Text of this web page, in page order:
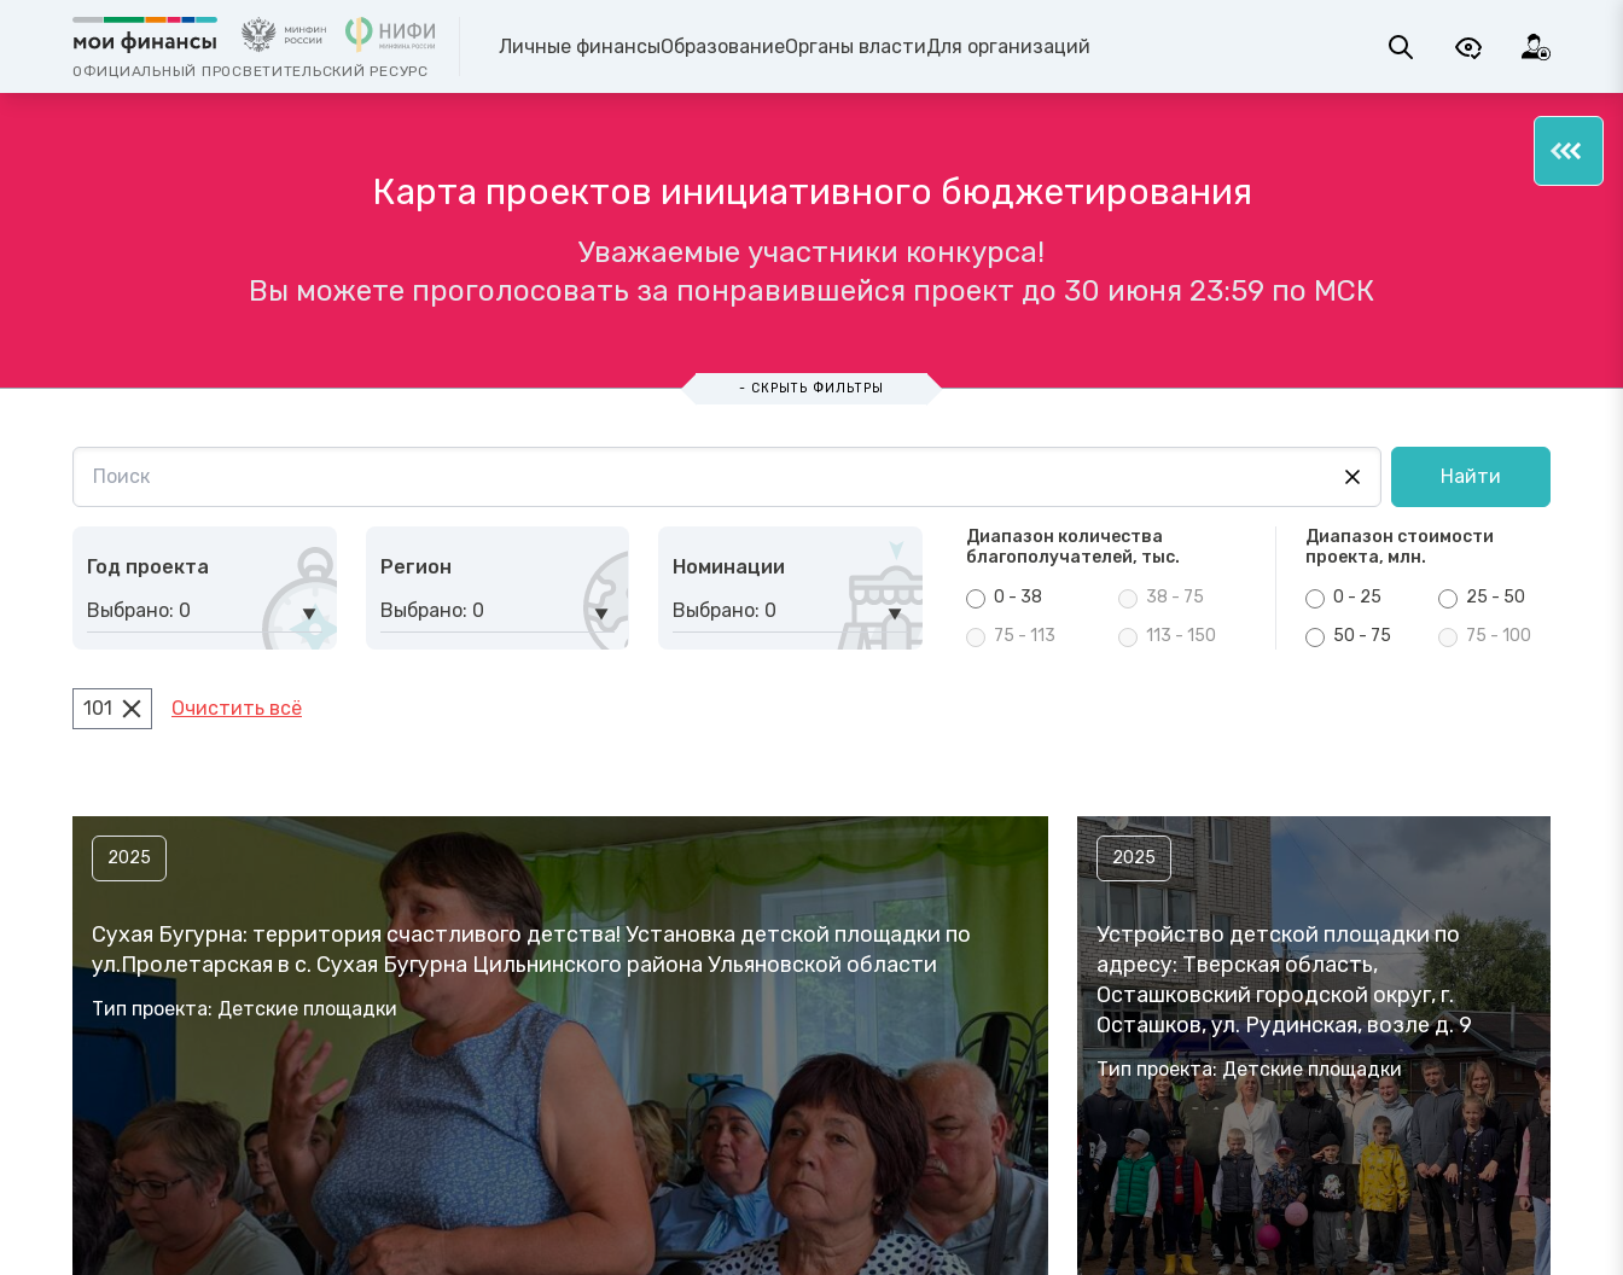
ОФИЦИАЛЬНЫЙ ПРОСВЕТИТЕЛЬСКИЙ РЕСУРС
Личные финансыОбразованиеОрганы властиДля организаций
Карта проектов инициативного бюджетирования
Уважаемые участники конкурса!
Вы можете проголосовать за понравившейся проект до 30 июня 23:59 по МСК
- СКРЫТЬ ФИЛЬТРЫ
Найти
Год проекта
Выбрано: 0
Регион
Выбрано: 0
Номинации
Выбрано: 0
Диапазон количества
благополучателей, тыс.
0 - 38
38 - 75
75 - 113
113 - 150
Диапазон стоимости
проекта, млн.
0 - 25
25 - 50
50 - 75
75 - 100
101 Очистить всё
2025
Сухая Бугурна: территория счастливого детства! Установка детской площадки по
ул.Пролетарская в с. Сухая Бугурна Цильнинского района Ульяновской области
Тип проекта: Детские площадки
2025
Устройство детской площадки по
адресу: Тверская область,
Осташковский городской округ, г.
Осташков, ул. Рудинская, возле д. 9
Тип проекта: Детские площадки